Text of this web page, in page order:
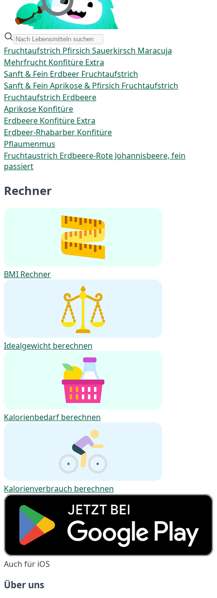
Fruchtaufstrich Pfirsich Sauerkirsch Maracuja
Mehrfrucht Konfitüre Extra
Sanft & Fein Erdbeer Fruchtaufstrich
Sanft & Fein Aprikose & Pfirsich Fruchtaufstrich
Fruchtaufstrich Erdbeere
Aprikose Konfitüre
Erdbeere Konfitüre Extra
Erdbeer-Rhabarber Konfitüre
Pflaumenmus
Fruchtaustrich Erdbeere-Rote Johannisbeere, fein
passiert
Rechner
BMI Rechner
Idealgewicht berechnen
Kalorienbedarf berechnen
Kalorienverbrauch berechnen
Auch für iOS
Über uns